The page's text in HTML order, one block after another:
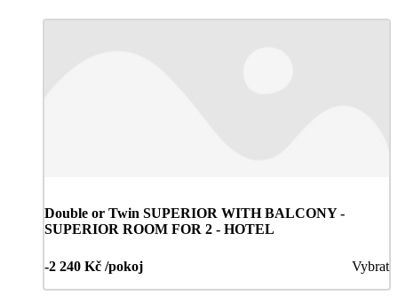
Double or Twin SUPERIOR WITH BALCONY -
SUPERIOR ROOM FOR 2 - HOTEL
-2 240 Kč /pokoj Vybrat